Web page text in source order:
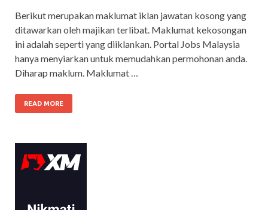
Berikut merupakan maklumat iklan jawatan kosong yang
ditawarkan oleh majikan terlibat. Maklumat kekosongan
ini adalah seperti yang diiklankan. Portal Jobs Malaysia
hanya menyiarkan untuk memudahkan permohonan anda.
Diharap maklum. Maklumat …
READ MORE